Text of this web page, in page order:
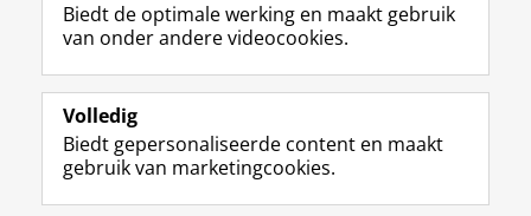
e
b
o
p
a
i
k
e
I
-
p
g
-
f
e
R
k
t
r
m
c
T
e
k
a
Studiekiezers
Alumni
Over ons
Biedt de optimale werking en maakt gebruik
van onder andere videocookies.
Volledig
Biedt gepersonaliseerde content en maakt
gebruik van marketingcookies.